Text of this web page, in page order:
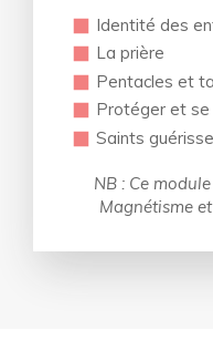
Identité des
La prière
Pentacles et
Protéger et
Saints
NB : Ce
Magnétisme